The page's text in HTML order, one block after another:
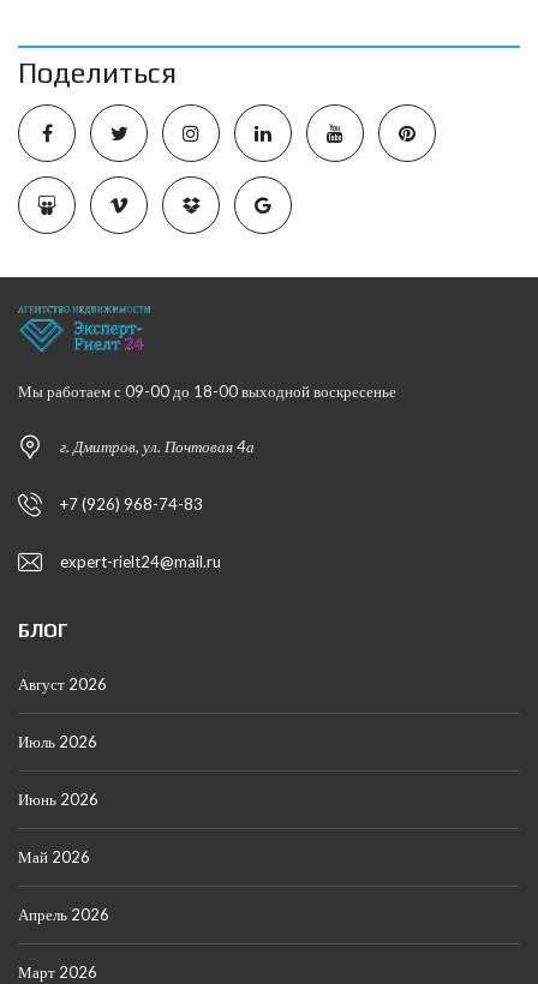
Поделиться
Мы работаем с 09-00 до 18-00 выходной воскресенье
г. Дмитров, ул. Почтовая 4а
+7 (926) 968-74-83
expert-rielt24@mail.ru
БЛОГ
Август 2026
Июль 2026
Июнь 2026
Май 2026
Апрель 2026
Март 2026